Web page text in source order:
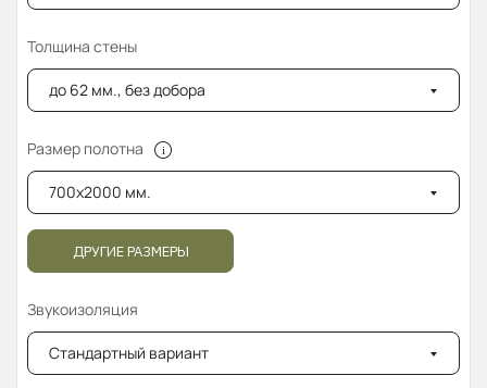
Толщина стены
до 62 мм., без добора
Размер полотна
700x2000 мм.
ДРУГИЕ РАЗМЕРЫ
Звукоизоляция
Стандартный вариант